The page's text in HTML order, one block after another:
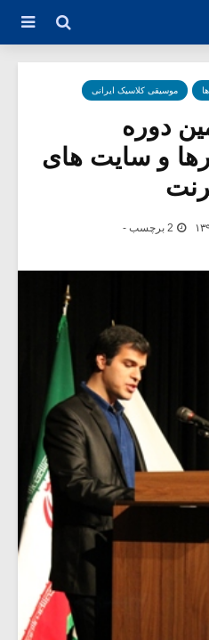
موسیقی کلاسیک ایرانی
دوره
و سایت های
2 برچسب -